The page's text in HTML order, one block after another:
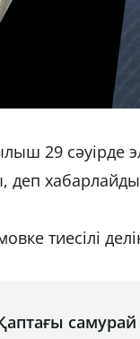
29 сәуірде
деп хабарлайды
тиесілі